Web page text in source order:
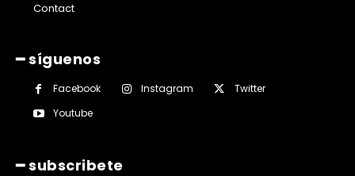
Contact
━ síguenos
Facebook Instagram
Twitter
Youtube
━ subscribete